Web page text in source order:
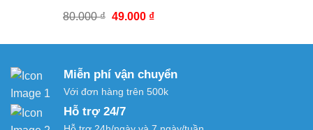
39.000 ₫.
80.000₫ Giá
là:
49.000 ₫Giá
tại
49.000 ₫.
Miễn phí vận chuyển
Với đơn hàng trên 500k
Hỗ trợ 24/7